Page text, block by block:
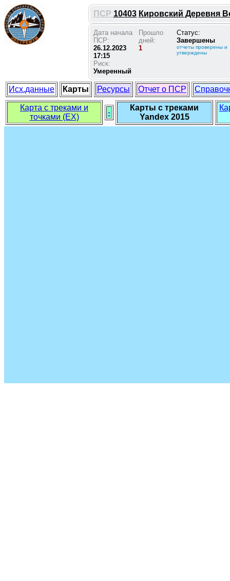
ПСР 10403 Кировский Деревня
Дата начала
ПСР:
26.12.2023
17:15
Риск:
Умеренный
Прошло
дней:
1
Статус:
Завершены
отчеты проверены и
утверждены
Исх.данные Карты Ресурсы Отчет о ПСР
Карта с треками и
точками (EX)
-
Карты с треками
Yandex 2015